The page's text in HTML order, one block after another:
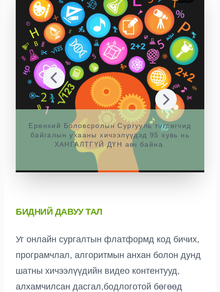
Ерөнхий Боловсролын Сургууль төгсөгчид
байгалын ухааны хичээлүүдэд 95 хувь нь
ХАНГАЛТГҮЙ ДҮН авч байна.
БИДНИЙ ДАВУУ ТАЛ
Уг онлайн сургалтын флатформд код бичих,
програмчлал, алгоритмын анхан болон дунд
шатны хичээлүүдийн видео контентууд,
алхамчилсан дасгал,бодлоготой бөгөөд